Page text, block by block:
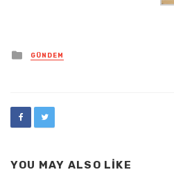
Posted
in
GÜNDEM
YOU MAY ALSO LIKE